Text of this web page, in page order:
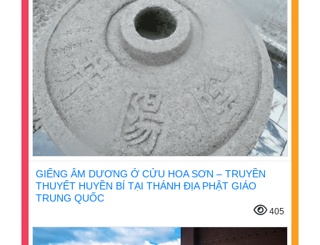
GIẾNG ÂM DƯƠNG Ở CỬU HOA SƠN – TRUYỀN
THUYẾT HUYỀN BÍ TẠI THÁNH ĐỊA PHẬT GIÁO
TRUNG QUỐC
405